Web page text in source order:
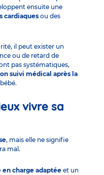
ensuite une
cardiaques ou des
il peut exister un
ou de retard de
pas systématiques,
suivi médical après la
vivre sa
, mais elle ne signifie
mal.
en charge adaptée et un